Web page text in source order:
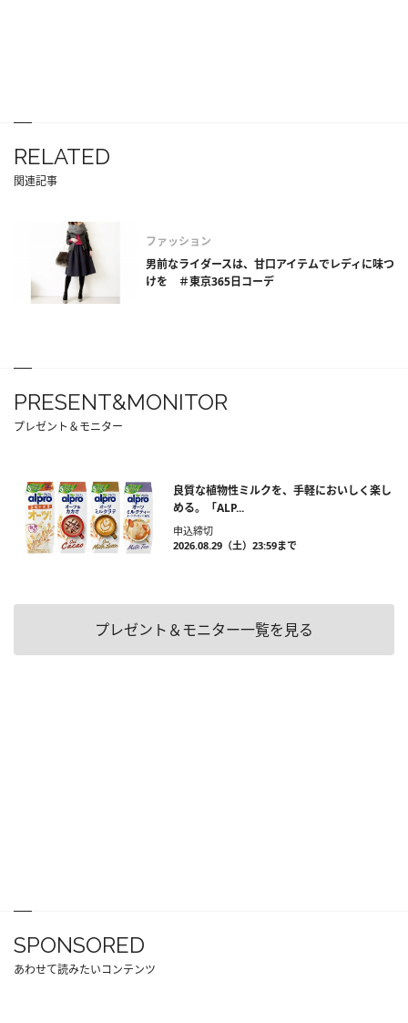
RELATED
関連記事
ファッション
男前なライダースは、甘口アイテムでレディに味つ
けを ＃東京365日コーデ
PRESENT&MONITOR
プレゼント＆モニター
良質な植物性ミルクを、手軽においしく楽し
める。「ALP...
申込締切
2026.08.29（土）23:59まで
プレゼント＆モニター一覧を見る
SPONSORED
あわせて読みたいコンテンツ